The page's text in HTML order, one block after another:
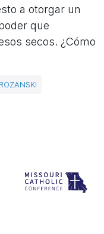
a otorgar un
que
secos. ¿Cómo